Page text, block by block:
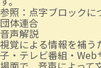
参照： 点字ブロック
団体連合
音声解説
視覚による情報を補う
子・テレビ番組・